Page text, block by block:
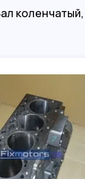
коленчатый,